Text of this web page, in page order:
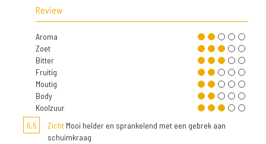
Review
Aroma
Zoet
Bitter
Fruitig
Moutig
Body
Koolzuur
6,5
Zicht Mooi helder en sprankelend met een gebrek aan
schuimkraag